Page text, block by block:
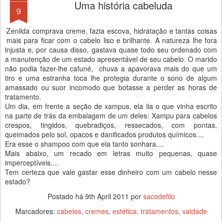
9 Uma história cabeluda
Zenilda comprava creme, fazia escova, hidratação e tantas coisas
mais para ficar com o cabelo liso e brilhante. A natureza lhe fora
injusta e, por causa disso, gastava quase todo seu ordenado com
a manutenção de um estado apresentável de seu cabelo. O marido
não podia fazer-lhe cafuné, chuva a apavorava mais do que um
tiro e uma estranha toca lhe protegia durante o sono de algum
amassado ou suor incomodo que botasse a perder as horas de
tratamento.
Um dia, em frente a seção de xampus, ela lia o que vinha escrito
na parte de trás da embalagem de um deles: Xampu para cabelos
crespos, tingidos, quebradiços, ressecados, com pontas,
queimados pelo sol, opacos e danificados produtos químicos....
Era esse o shampoo com que ela tanto sonhara....
Mais abaixo, um recado em letras muito pequenas, quase
imperceptíveis....
Tem certeza que vale gastar esse dinheiro com um cabelo nesse
estado?
Postado há 9th April 2011 por sacodefilo
Marcadores: cabelos cremes estética tratamentos vaidade